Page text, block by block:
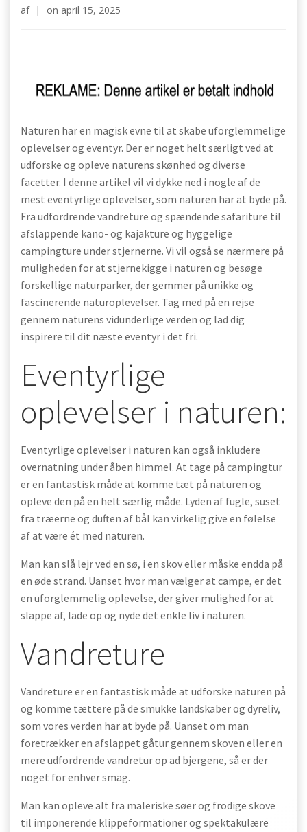
af | on april 15, 2025
Naturen har en magisk evne til at skabe uforglemmelige
oplevelser og eventyr. Der er noget helt særligt ved at
udforske og opleve naturens skønhed og diverse
facetter. I denne artikel vil vi dykke ned i nogle af de
mest eventyrlige oplevelser, som naturen har at byde på.
Fra udfordrende vandreture og spændende safariture til
afslappende kano- og kajakture og hyggelige
campingture under stjernerne. Vi vil også se nærmere på
muligheden for at stjernekigge i naturen og besøge
forskellige naturparker, der gemmer på unikke og
fascinerende naturoplevelser. Tag med på en rejse
gennem naturens vidunderlige verden og lad dig
inspirere til dit næste eventyr i det fri.
Eventyrlige
oplevelser i naturen:
Eventyrlige oplevelser i naturen kan også inkludere
overnatning under åben himmel. At tage på campingtur
er en fantastisk måde at komme tæt på naturen og
opleve den på en helt særlig måde. Lyden af fugle, suset
fra træerne og duften af bål kan virkelig give en følelse
af at være ét med naturen.
Man kan slå lejr ved en sø, i en skov eller måske endda på
en øde strand. Uanset hvor man vælger at campe, er det
en uforglemmelig oplevelse, der giver mulighed for at
slappe af, lade op og nyde det enkle liv i naturen.
Vandreture
Vandreture er en fantastisk måde at udforske naturen på
og komme tættere på de smukke landskaber og dyreliv,
som vores verden har at byde på. Uanset om man
foretrækker en afslappet gåtur gennem skoven eller en
mere udfordrende vandretur op ad bjergene, så er der
noget for enhver smag.
Man kan opleve alt fra maleriske søer og frodige skove
til imponerende klippeformationer og spektakulære